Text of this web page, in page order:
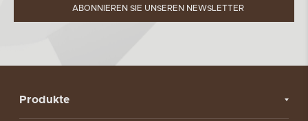
ABONNIEREN SIE UNSEREN NEWSLETTER
Produkte